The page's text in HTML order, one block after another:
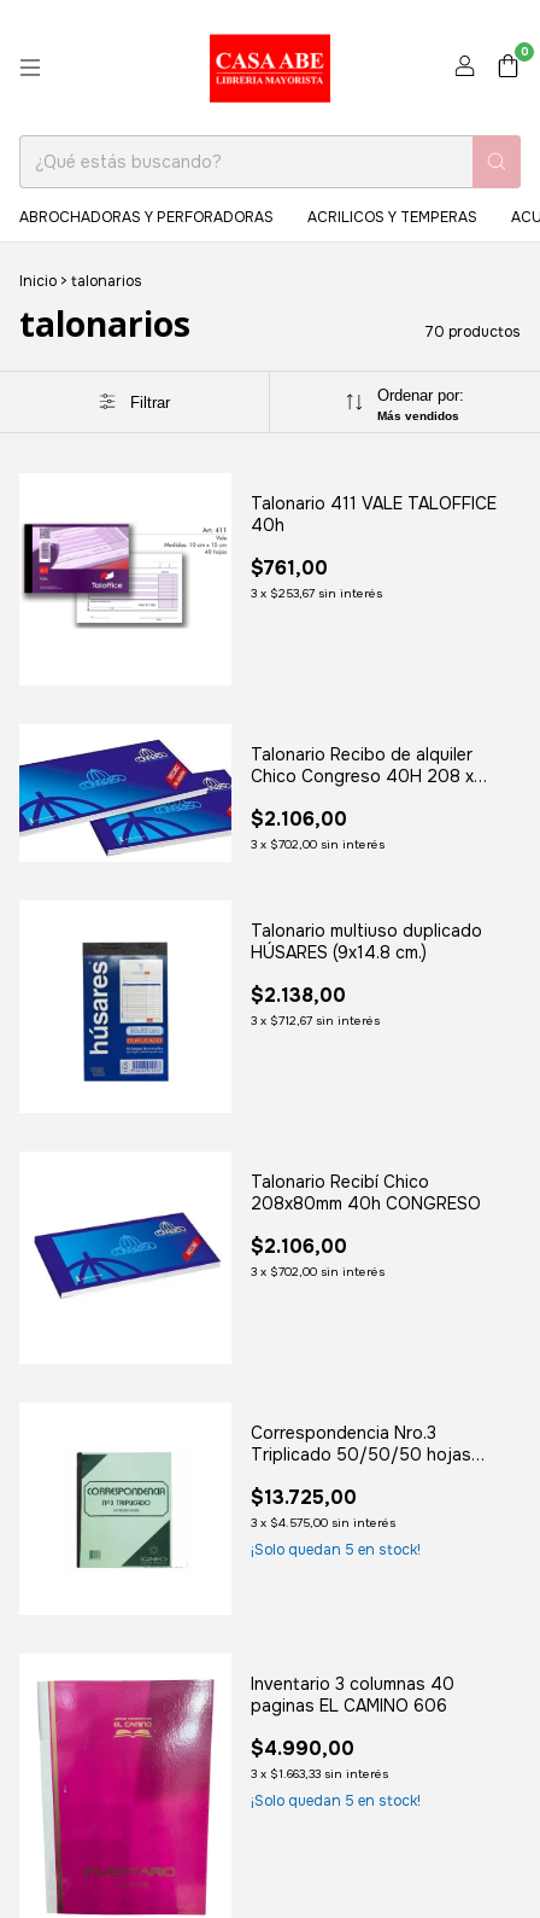
0
ABROCHADORAS Y PERFORADORAS ACRILICOS Y TEMPERAS
Inicio > talonarios
talonarios 70 productos
Filtrar Ordenar por:
Más vendidos
Talonario 411 VALE TALOFFICE
40h
$761,00
3 x $253,67 sin interés
Talonario Recibo de alquiler
Chico Congreso 40H 208 x
$2.106,00
3 x $702,00 sin interés
Talonario multiuso duplicado
HÚSARES (9x14.8 cm.)
$2.138,00
3 x $712,67 sin interés
Talonario Recibí Chico
208x80mm 40h CONGRESO
$2.106,00
3 x $702,00 sin interés
Correspondencia Nro.3
Triplicado 50/50/50 hojas
$13.725,00
3 x $4.575,00 sin interés
¡Solo quedan 5 en stock!
Inventario 3 columnas 40
paginas EL CAMINO 606
$4.990,00
3 x $1.663,33 sin interés
¡Solo quedan 5 en stock!